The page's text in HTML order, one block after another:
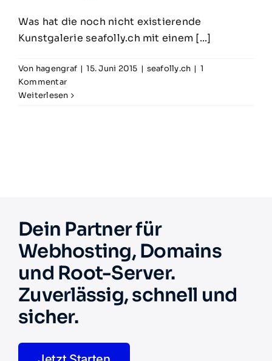
Was hat die noch nicht existierende
Kunstgalerie seafolly.ch mit einem [...]
Von hagengraf | 15. Juni 2015 | seafolly.ch | 1
Kommentar
Weiterlesen
Dein Partner für
Webhosting, Domains
und Root-Server.
Zuverlässig, schnell und
sicher.